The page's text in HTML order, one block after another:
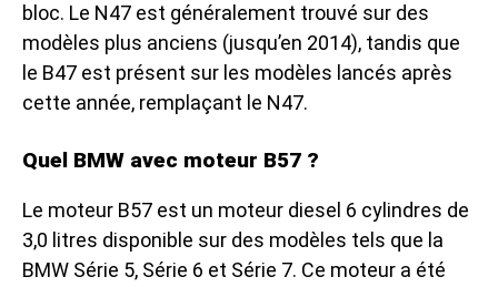
bloc. Le N47 est généralement trouvé sur des
modèles plus anciens (jusqu’en 2014), tandis que
le B47 est présent sur les modèles lancés après
cette année, remplaçant le N47.
Quel BMW avec moteur B57 ?
Le moteur B57 est un moteur diesel 6 cylindres de
3,0 litres disponible sur des modèles tels que la
BMW Série 5, Série 6 et Série 7. Ce moteur a été